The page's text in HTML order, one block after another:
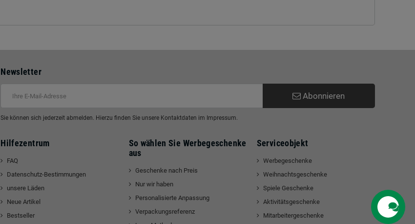
Newsletter
Abonnieren
Sie können sich jederzeit abmelden. Hierzu finden Sie unsere Kontaktdaten im Impressum.
Hilfezentrum
FAQ
Datenschutz-Bestimmungen
unsere Läden
Neue Artikel
Bestseller
So wählen Sie Werbegeschenke
aus
Geschenke nach Preis
Nur wir haben
Personalisierte Anpassung
Verpackungsreferenz
Serviceobjekt
Werbegeschenke
Weihnachtsgeschenke
Spiele Geschenke
Aktivitätsgeschenke
Mitarbeitergeschenke